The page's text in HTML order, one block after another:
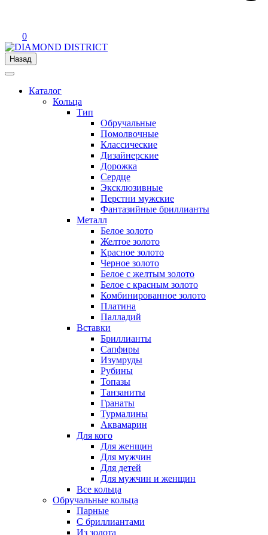
0
Назад
Каталог
Кольца
Тип
Обручальные
Помолвочные
Классические
Дизайнерские
Дорожка
Сердце
Эксклюзивные
Перстни мужские
Фантазийные бриллианты
Металл
Белое золото
Желтое золото
Красное золото
Черное золото
Белое с желтым золото
Белое с красным золото
Комбинированное золото
Платина
Палладий
Вставки
Бриллианты
Сапфиры
Изумруды
Рубины
Топазы
Танзаниты
Гранаты
Турмалины
Аквамарин
Для кого
Для женщин
Для мужчин
Для детей
Для мужчин и женщин
Все кольца
Обручальные кольца
Парные
С бриллиантами
Из золота